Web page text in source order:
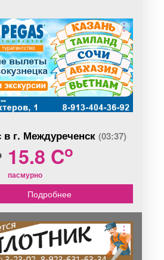
в г. Междуреченск (03:37)
15.8 Co
пасмурно
Подробнее